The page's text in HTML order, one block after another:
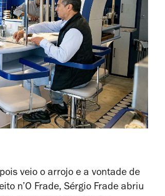
veio o arrojo e a vontade de
n’O Frade, Sérgio Frade abriu